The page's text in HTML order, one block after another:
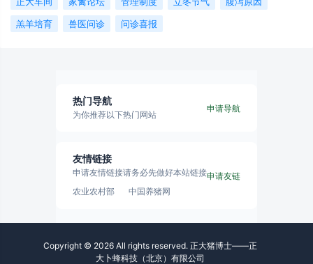
羔羊培育
兽医问诊 问诊喜报
热门导航
为你推荐以下热门网站
申请导航
友情链接
申请友情链接请务必先做好本站链接
农业农村部
中国养猪网
申请友链
Copyright © 2026 All rights reserved. 正大猪博士——正
大卜蜂科技（北京）有限公司